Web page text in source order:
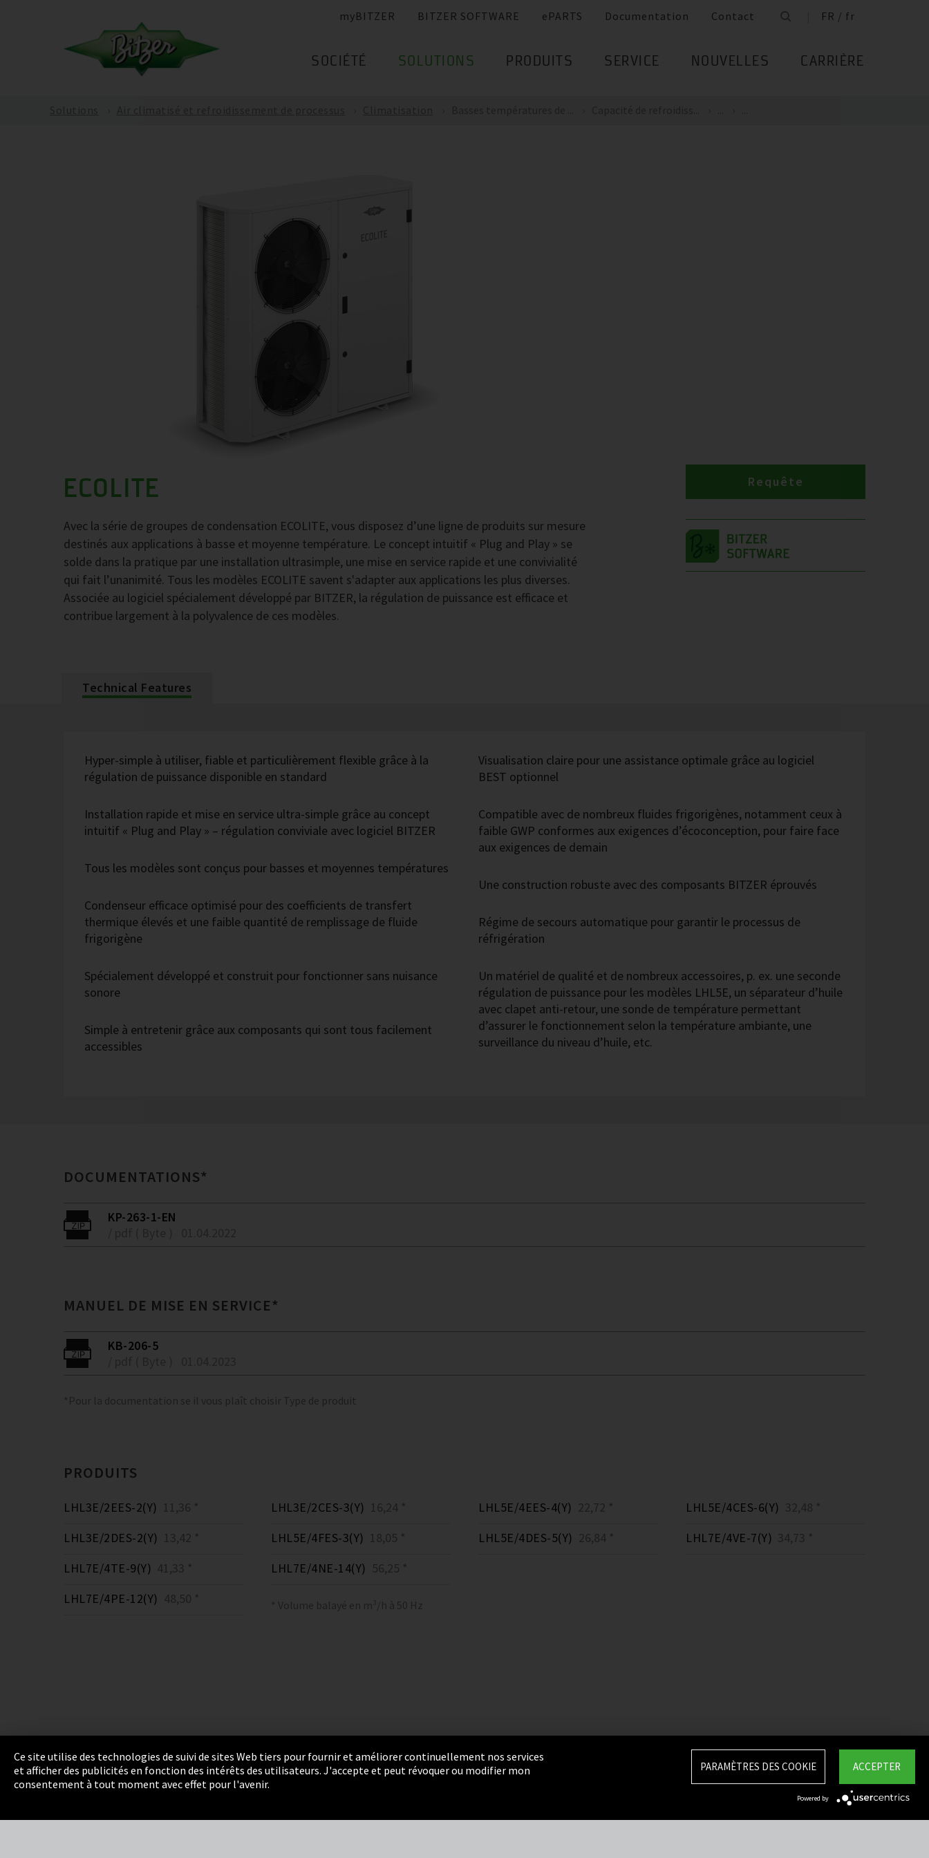
myBITZER BITZER SOFTWARE ePARTS Documentation Contact FR / fr
SOCIÉTÉ SOLUTIONS PRODUITS SERVICE NOUVELLES CARRIÈRE
ECOLITE
Avec la série de groupes de condensation ECOLITE, vous disposez d’une ligne de produits sur mesure
destinés aux applications à basse et moyenne température. Le concept intuitif « Plug and Play » se
solde dans la pratique par une installation ultrasimple, une mise en service rapide et une convivialité
qui fait l’unanimité. Tous les modèles ECOLITE savent s'adapter aux applications les plus diverses.
Associée au logiciel spécialement développé par BITZER, la régulation de puissance est efficace et
contribue largement à la polyvalence de ces modèles.
Requête
Technical Features
Hyper-simple à utiliser, fiable et particulièrement flexible grâce à la
régulation de puissance disponible en standard
Installation rapide et mise en service ultra-simple grâce au concept
intuitif « Plug and Play » – régulation conviviale avec logiciel BITZER
Tous les modèles sont conçus pour basses et moyennes températures
Condenseur efficace optimisé pour des coefficients de transfert
thermique élevés et une faible quantité de remplissage de fluide
frigorigène
Spécialement développé et construit pour fonctionner sans nuisance
sonore
Simple à entretenir grâce aux composants qui sont tous facilement
accessibles
Visualisation claire pour une assistance optimale grâce au logiciel
BEST optionnel
Compatible avec de nombreux fluides frigorigènes, notamment ceux à
faible GWP conformes aux exigences d’écoconception, pour faire face
aux exigences de demain
Une construction robuste avec des composants BITZER éprouvés
Régime de secours automatique pour garantir le processus de
réfrigération
Un matériel de qualité et de nombreux accessoires, p. ex. une seconde
régulation de puissance pour les modèles LHL5E, un séparateur d’huile
avec clapet anti-retour, une sonde de température permettant
d’assurer le fonctionnement selon la température ambiante, une
surveillance du niveau d’huile, etc.
DOCUMENTATIONS*
KP-263-1-EN
MANUEL DE MISE EN SERVICE*
KB-206-5
*Pour la documentation se il vous plaît choisir Type de produit
PRODUITS
LHL3E/2EES-2(Y) 11,36 *
LHL3E/2DES-2(Y) 13,42 *
LHL3E/2CES-3(Y) 16,24 *
LHL5E/4FES-3(Y) 18,05 *
LHL5E/4EES-4(Y) 22,72 *
LHL5E/4DES-5(Y) 26,84 *
LHL5E/4CES-6(Y) 32,48 *
LHL7E/4VE-7(Y) 34,73 *
LHL7E/4TE-9(Y) 41,33 *
LHL7E/4PE-12(Y) 48,50 *
LHL7E/4NE-14(Y) 56,25 *
* Volume balayé en m³/h à 50 Hz
Empreinte Politique de confidentialité
Ce site utilise des technologies de suivi de sites Web tiers pour fournir et améliorer continuellement nos services
et afficher des publicités en fonction des intérêts des utilisateurs. J'accepte et peut révoquer ou modifier mon
consentement à tout moment avec effet pour l'avenir.
ACCEPTER
PARAMÈTRES DES COOKIE
Powered by